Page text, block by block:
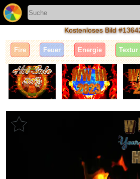
Kostenloses Bild
Fire Feuer Energie Textur